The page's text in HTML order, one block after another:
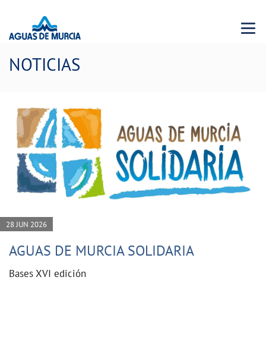
Menu
NOTICIAS
28 JUN 2026
AGUAS DE MURCIA SOLIDARIA
Bases XVI edición